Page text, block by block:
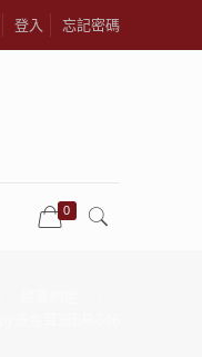
登入 忘記密碼
0